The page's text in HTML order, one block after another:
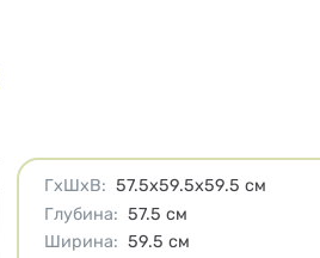
Характеристики
ГхШхВ: 57.5х59.5х59.5 см
Глубина: 57.5 см
Ширина: 59.5 см